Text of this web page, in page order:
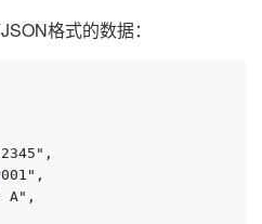
格式的数据：
A",